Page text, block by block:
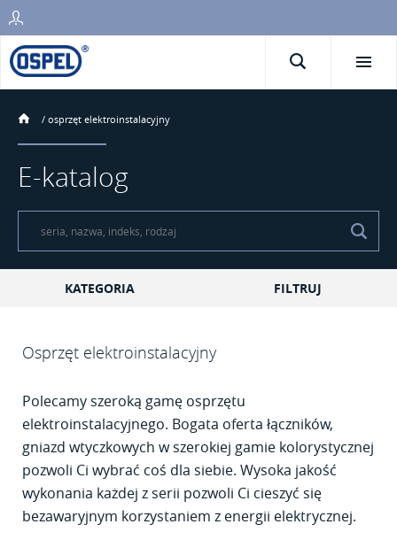
/ osprzęt elektroinstalacyjny
E-katalog
KATEGORIA FILTRUJ
Osprzęt elektroinstalacyjny
Polecamy szeroką gamę osprzętu
elektroinstalacyjnego. Bogata oferta łączników,
gniazd wtyczkowych w szerokiej gamie kolorystycznej
pozwoli Ci wybrać coś dla siebie. Wysoka jakość
wykonania każdej z serii pozwoli Ci cieszyć się
bezawaryjnym korzystaniem z energii elektrycznej.